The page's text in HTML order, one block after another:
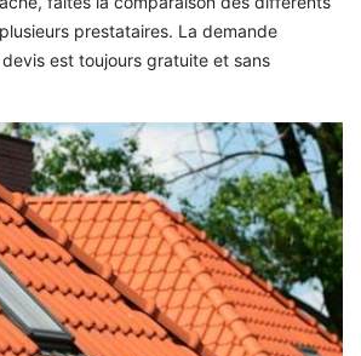
prestataires. La demande
devis est toujours gratuite et sans